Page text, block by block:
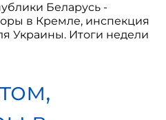
Беларусь -
в Кремле, инспекция
Украины. Итоги недели